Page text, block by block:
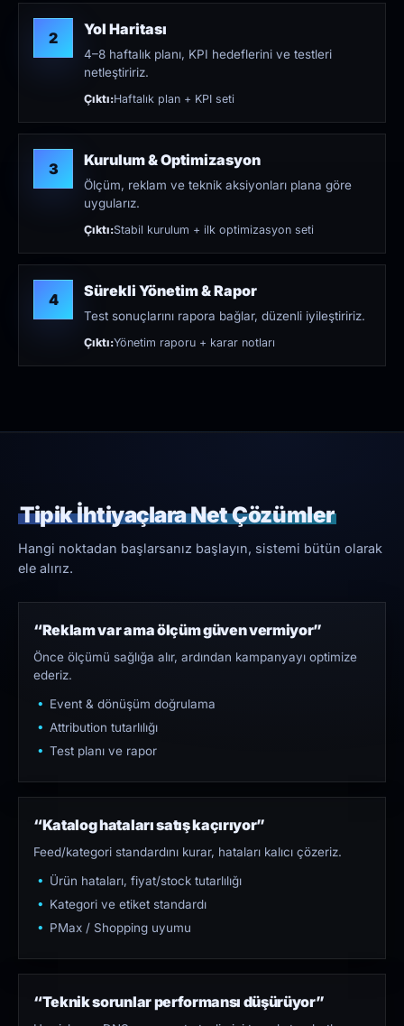
2 Yol Haritası
4–8 haftalık planı, KPI hedeflerini ve testleri
netleştiririz.
Çıktı:Haftalık plan + KPI seti
3 Kurulum & Optimizasyon
Ölçüm, reklam ve teknik aksiyonları plana göre
uygularız.
Çıktı:Stabil kurulum + ilk optimizasyon seti
4 Sürekli Yönetim & Rapor
Test sonuçlarını rapora bağlar, düzenli iyileştiririz.
Çıktı:Yönetim raporu + karar notları
Tipik İhtiyaçlara Net Çözümler
Hangi noktadan başlarsanız başlayın, sistemi bütün olarak
ele alırız.
“Reklam var ama ölçüm güven vermiyor”
Önce ölçümü sağlığa alır, ardından kampanyayı optimize
ederiz.
Event & dönüşüm doğrulama
Attribution tutarlılığı
Test planı ve rapor
“Katalog hataları satış kaçırıyor”
Feed/kategori standardını kurar, hataları kalıcı çözeriz.
Ürün hataları, fiyat/stock tutarlılığı
Kategori ve etiket standardı
PMax / Shopping uyumu
“Teknik sorunlar performansı düşürüyor”